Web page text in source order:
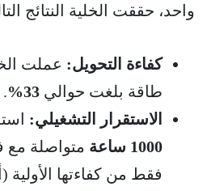
واحد، حققت الخلية النتائج
كفاءة التحويل: عملت
طاقة بلغت حوالي 33%
.
الاستقرار التشغيلي:
1000 ساعة
متواصلة مع